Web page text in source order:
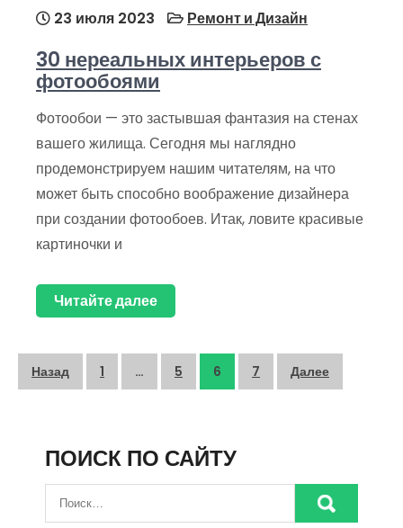
23 июля 2023 Ремонт и Дизайн
30 нереальных интерьеров с
фотообоями
Фотообои — это застывшая фантазия на стенах
вашего жилища. Сегодня мы наглядно
продемонстрируем нашим читателям, на что
может быть способно воображение дизайнера
при создании фотообоев. Итак, ловите красивые
картиночки и
Читайте далее
Пагинация
Назад 1 … 5 6 7 Далее
ПОИСК ПО САЙТУ